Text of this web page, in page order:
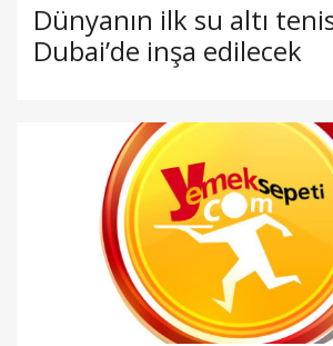
Dünyanın ilk su altı
Dubai’de inşa edilecek